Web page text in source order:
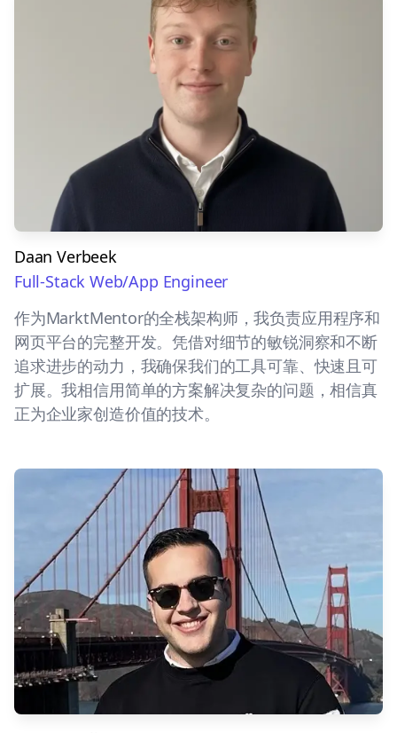
Daan Verbeek
Full-Stack Web/App Engineer
作为MarktMentor的全栈架构师，我负责应用程序和
网页平台的完整开发。凭借对细节的敏锐洞察和不断
追求进步的动力，我确保我们的工具可靠、快速且可
扩展。我相信用简单的方案解决复杂的问题，相信真
正为企业家创造价值的技术。